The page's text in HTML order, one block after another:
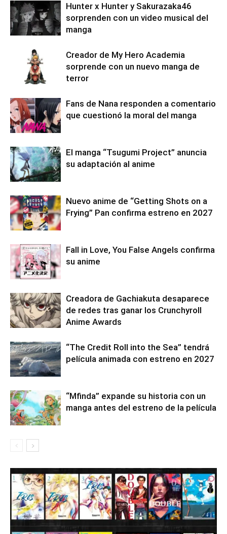
Hunter x Hunter y Sakurazaka46
sorprenden con un video musical del
manga
Creador de My Hero Academia
sorprende con un nuevo manga de
terror
Fans de Nana responden a comentario
que cuestionó la moral del manga
El manga “Tsugumi Project” anuncia
su adaptación al anime
Nuevo anime de “Getting Shots on a
Frying” Pan confirma estreno en 2027
Fall in Love, You False Angels confirma
su anime
Creadora de Gachiakuta desaparece
de redes tras ganar los Crunchyroll
Anime Awards
“The Credit Roll into the Sea” tendrá
película animada con estreno en 2027
“Mfinda” expande su historia con un
manga antes del estreno de la película